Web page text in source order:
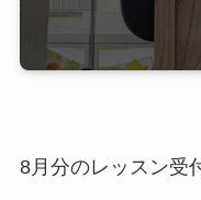
8月分のレッスン受